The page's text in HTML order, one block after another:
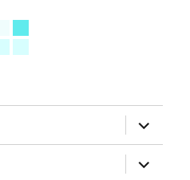
anzeigen
anzeigen